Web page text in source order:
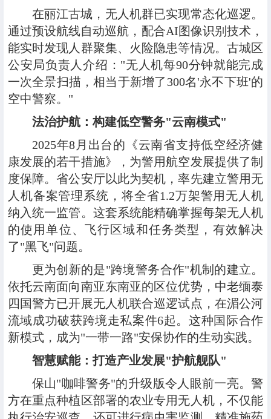
在丽江古城，无人机群已实现常态化巡逻。
通过预设航线自动巡航，配合AI图像识别技术，
能实时发现人群聚集、火险隐患等情况。古城区
公安局负责人介绍："无人机每90分钟就能完成
一次全景扫描，相当于新增了300名'永不下班'的
空中警察。"
法治护航：构建低空警务"云南模式"
2025年8月出台的《云南省支持低空经济健
康发展的若干措施》，为警用航空发展提供了制
度保障。省公安厅以此为契机，率先建立警用无
人机备案管理系统，将全省1.2万架警用无人机
纳入统一监管。这套系统能精确掌握每架无人机
的使用单位、飞行区域和任务类型，有效解决
了"黑飞"问题。
更为创新的是"跨境警务合作"机制的建立。
依托云南面向南亚东南亚的区位优势，中老缅泰
四国警方已开展无人机联合巡逻试点，在湄公河
流域成功破获跨境走私案件6起。这种国际合作
新模式，成为"一带一路"安保协作的生动实践。
智慧赋能：打造产业发展"护航舰队"
保山"咖啡警务"的升级版令人眼前一亮。警
方在重点种植区部署的农业专用无人机，不仅能